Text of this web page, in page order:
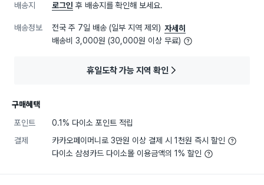
배송지 로그인 후 배송지를 확인해 보세요.
배송정보 전국 주 7일 배송 (일부 지역 제외) 자세히
배송비 3,000원 (30,000원 이상 무료)
휴일도착 가능 지역 확인
구매혜택
포인트
0.1% 다이소 포인트 적립
결제
카카오페이머니로 3만원 이상 결제 시 1천원 즉시 할인
다이소 삼성카드 다이소몰 이용금액의 1% 할인